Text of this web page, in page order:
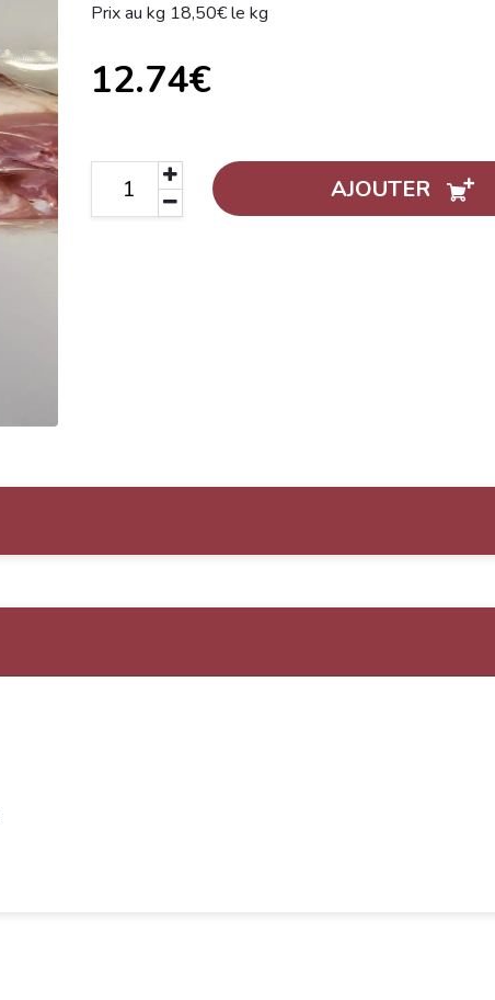
Prix au kg 18,50€ le kg
12.74€
AJOUTER